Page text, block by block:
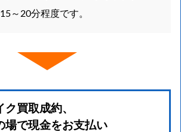
～20分程度です。
ク買取成約、
場で現金をお支払い